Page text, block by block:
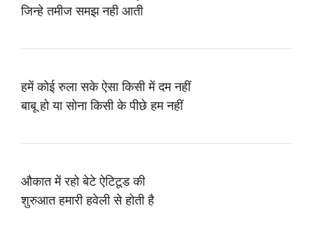
जिन्हे तमीज समझ नही आती
हमें कोई रुला सके ऐसा किसी में दम नहीं
बाबू हो या सोना किसी के पीछे हम नहीं
औकात में रहो बेटे ऐटिटूड की
शुरुआत हमारी हवेली से होती है